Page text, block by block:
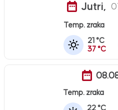
Jutri,
Temp. zraka
21 °C
37 °C
Temp. zraka
22 °C